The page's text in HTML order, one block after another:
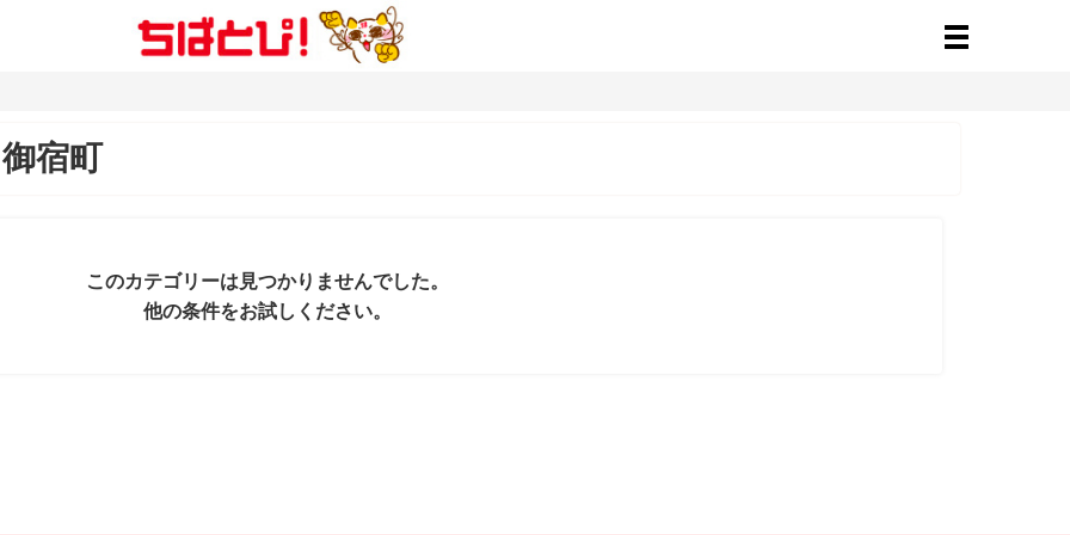
御宿町
このカテゴリーは見つかりませんでした。
他の条件をお試しください。